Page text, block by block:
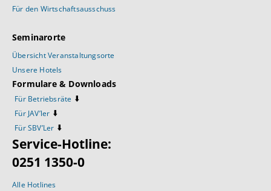
Für den Wirtschaftsausschuss
Seminarorte
Übersicht Veranstaltungsorte
Unsere Hotels
Formulare & Downloads
Für Betriebsräte ⬇️
Für JAV’ler ⬇️
Für SBV’Ler ⬇️
Service-Hotline:
0251 1350-0
Alle Hotlines